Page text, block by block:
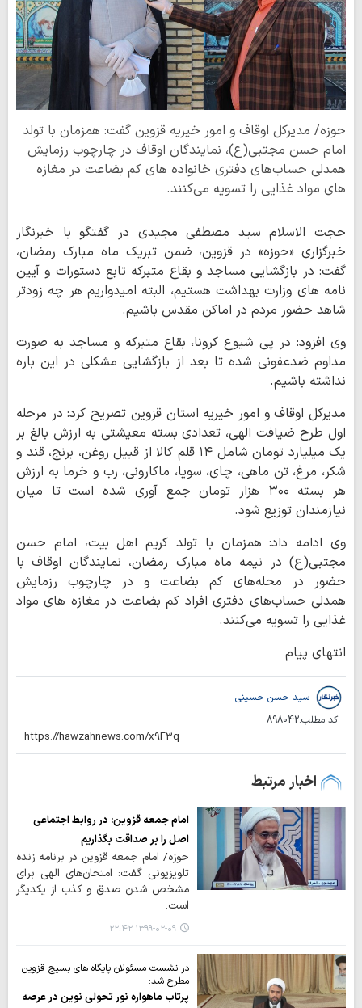
حوزه/ مدیرکل اوقاف و امور خیریه قزوین گفت: همزمان با تولد
امام حسن مجتبی(ع)، نمایندگان اوقاف در چارچوب رزمایش
همدلی حساب‌های دفتری خانواده های کم بضاعت در مغازه
های مواد غذایی را تسویه می‌کنند.
حجت الاسلام سید مصطفی مجیدی در گفتگو با خبرنگار
خبرگزاری «حوزه» در قزوین، ضمن تبریک ماه مبارک رمضان،
گفت: در بازگشایی مساجد و بقاع متبرکه تابع دستورات و آیین
نامه های وزارت بهداشت هستیم، البته امیدواریم هر چه زودتر
شاهد حضور مردم در اماکن مقدس باشیم.
وی افزود: در پی شیوع کرونا، بقاع متبرکه و مساجد به صورت
مداوم ضدعفونی شده تا بعد از بازگشایی مشکلی در این باره
نداشته باشیم.
مدیرکل اوقاف و امور خیریه استان قزوین تصریح کرد: در مرحله
اول طرح ضیافت الهی، تعدادی بسته معیشتی به ارزش بالغ بر
یک میلیارد تومان شامل ۱۴ قلم کالا از قبیل روغن، برنج، قند و
شکر، مرغ، تن ماهی، چای، سویا، ماکارونی، رب و خرما به ارزش
هر بسته ۳۰۰ هزار تومان جمع آوری شده است تا میان
نیازمندان توزیع شود.
وی ادامه داد: همزمان با تولد کریم اهل بیت، امام حسن
مجتبی(ع) در نیمه ماه مبارک رمضان، نمایندگان اوقاف با
حضور در محله‌های کم بضاعت و در چارچوب رزمایش
همدلی حساب‌های دفتری افراد کم بضاعت در مغازه های مواد
غذایی را تسویه می‌کنند.
انتهای پیام
سید حسن حسینی
کد مطلب:898042
اخبار مرتبط
امام جمعه قزوین: در روابط اجتماعی
اصل را بر صداقت بگذاریم
حوزه/ امام جمعه قزوین در برنامه زنده
تلویزیونی گفت: امتحان‌های الهی برای
مشخص شدن صدق و کذب از یکدیگر
است.
۱۳۹۹-۰۲-۰۹ ۲۲:۴۲
در نشست مسئولان پایگاه های بسیج قزوین
مطرح شد:
پرتاب ماهواره نور تحولی نوین در عرصه